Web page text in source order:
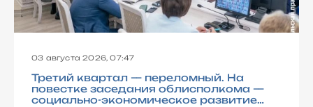
03 августа 2026, 07:47
Третий квартал — переломный. На
повестке заседания облисполкома —
социально-экономическое развитие